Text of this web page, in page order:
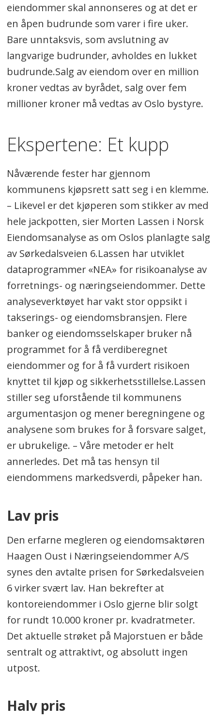
eiendommer skal annonseres og at det er
en åpen budrunde som varer i fire uker.
Bare unntaksvis, som avslutning av
langvarige budrunder, avholdes en lukket
budrunde.Salg av eiendom over en million
kroner vedtas av byrådet, salg over fem
millioner kroner må vedtas av Oslo bystyre.
Ekspertene: Et kupp
Nåværende fester har gjennom
kommunens kjøpsrett satt seg i en klemme.
– Likevel er det kjøperen som stikker av med
hele jackpotten, sier Morten Lassen i Norsk
Eiendomsanalyse as om Oslos planlagte salg
av Sørkedalsveien 6.Lassen har utviklet
dataprogrammer «NEA» for risikoanalyse av
forretnings- og næringseiendommer. Dette
analyseverktøyet har vakt stor oppsikt i
takserings- og eiendomsbransjen. Flere
banker og eiendomsselskaper bruker nå
programmet for å få verdiberegnet
eiendommer og for å få vurdert risikoen
knyttet til kjøp og sikkerhetsstillelse.Lassen
stiller seg uforstående til kommunens
argumentasjon og mener beregningene og
analysene som brukes for å forsvare salget,
er ubrukelige. – Våre metoder er helt
annerledes. Det må tas hensyn til
eiendommens markedsverdi, påpeker han.
Lav pris
Den erfarne megleren og eiendomsaktøren
Haagen Oust i Næringseiendommer A/S
synes den avtalte prisen for Sørkedalsveien
6 virker svært lav. Han bekrefter at
kontoreiendommer i Oslo gjerne blir solgt
for rundt 10.000 kroner pr. kvadratmeter.
Det aktuelle strøket på Majorstuen er både
sentralt og attraktivt, og absolutt ingen
utpost.
Halv pris